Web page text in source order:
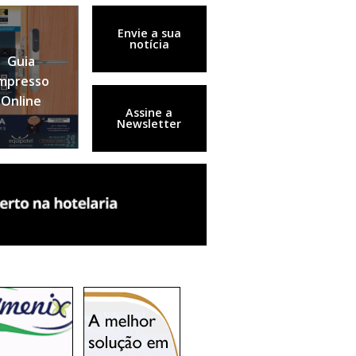
Guia
Online
Envie a sua
notícia
Assine a
Newsletter